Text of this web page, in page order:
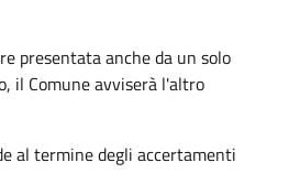
presentata anche da un solo
il Comune avviserà l'altro
al termine degli accertamenti